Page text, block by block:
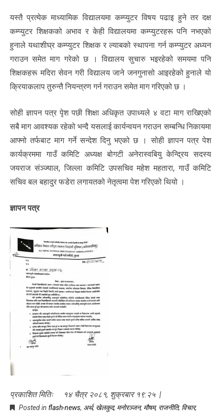
यस्तै प्रत्येक माध्यामिक विद्यालयमा कम्प्युटर विषय पढाइ हुने तर दक्ष
कम्प्युटर शिक्षकको अभाव र केही विद्यालयमा कम्प्युटरहरू पनि नभएको
हुनाले यथाशीघ्र कम्प्युटर शिक्षक र ल्याबको स्थापना गर्न कम्प्युटर अध्यन
गराउन समेत माग गरेको छ । विद्यालय सुचारु भइरहेको समयमा पनि
शिक्षकहरू मदिरा सेवन गरी विद्यालय जाने जनगुनासो आइरहेको हुनाले यो
क्रियाकलाप तुरुन्तै नियन्त्रण गर्न गराउन समेत माग गरिएको छ ।
सोही ज्ञापन पत्र पेृश पछी शिक्षा अधिकृत उपाध्यले ४ वटा माग राखिएको
सबै माग आवश्यक रहेको भन्दै यसलाई कार्यन्वयन गराउन सम्बन्धि निकायमा
आफ्नो तर्फबाट माग गर्ने सन्देश दिनु भएको छ । सोही ज्ञापन पत्र पेश
कार्यक्रममा गाउँ कमिटि अध्यक्ष बोगटी अनेरास्वबियु केन्द्रिय सदस्य
जयराज संञ्ज्याल, जिल्ला कमिटि उपसचिव महेश महतारा, गाउँ कमिटि
सचिव बल बहादुर फडेरा लगायतको नेतृत्वमा पेश गरिएको थियो ।
ज्ञापन पत्र
प्रकाशित मितिः १४ चैत्र २०८१, शुक्रबार १९:२५ |
Posted in flash-news, अर्थ, खेलकुद, मनोरञ्जन, माैषम, राजनीति, विचार,